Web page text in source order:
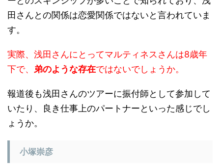
田さんとの関係は恋愛関係ではないと言われていま
す。
実際、浅田さんにとってマルティネスさんは8歳年
下で、 弟のような存在ではないでしょうか。
報道後も浅田さんのツアーに振付師として参加して
いたり、良き仕事上のパートナーといった感じでし
ょうか。
小塚崇彦